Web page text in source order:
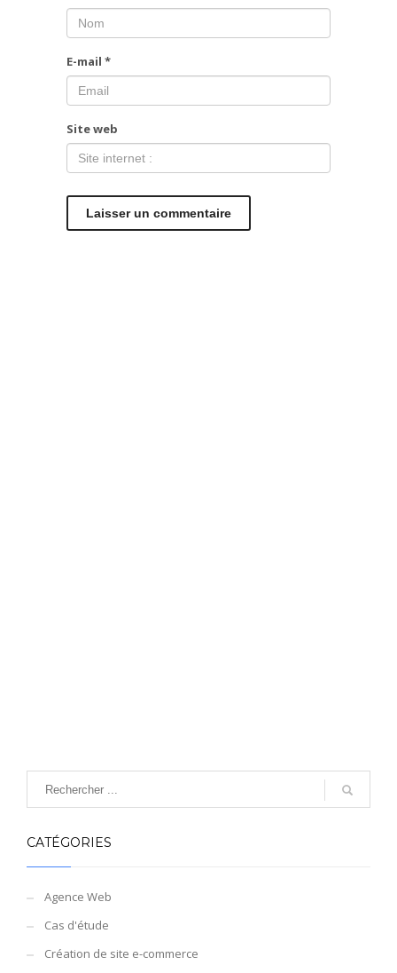
E-mail *
Site web
CATÉGORIES
Agence Web
Cas d'étude
Création de site e-commerce